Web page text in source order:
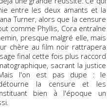
entre les deux amants et la
Turner, alors que la censure
comme Phyllis, Cora entraîne
presque malgré elle, mais
chère au film noir rattrapera
final cette fois plus raccord
sacrant la justice
Mais l'on est pas dupe : le
la censure et les
bien à l'époque un